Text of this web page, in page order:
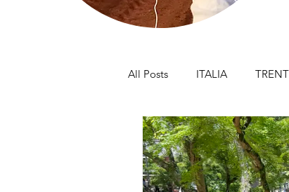
All Posts ITALIA
TOSCANA MARCHE
SICILIA SPAGNA